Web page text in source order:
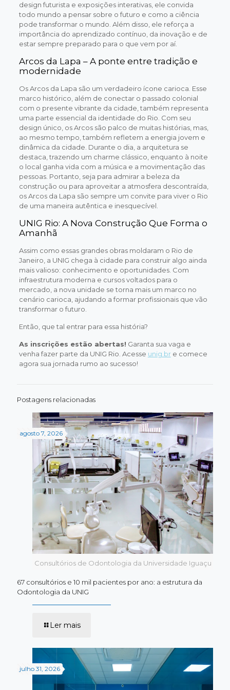
design futurista e exposições interativas, ele convida
todo mundo a pensar sobre o futuro e como a ciência
pode transformar o mundo. Além disso, ele reforça a
importância do aprendizado contínuo, da inovação e de
estar sempre preparado para o que vem por aí.
Arcos da Lapa – A ponte entre tradição e
modernidade
Os Arcos da Lapa são um verdadeiro ícone carioca. Esse
marco histórico, além de conectar o passado colonial
com o presente vibrante da cidade, também representa
uma parte essencial da identidade do Rio. Com seu
design único, os Arcos são palco de muitas histórias, mas,
ao mesmo tempo, também refletem a energia jovem e
dinâmica da cidade. Durante o dia, a arquitetura se
destaca, trazendo um charme clássico, enquanto à noite
o local ganha vida com a música e a movimentação das
pessoas. Portanto, seja para admirar a beleza da
construção ou para aproveitar a atmosfera descontraída,
os Arcos da Lapa são sempre um convite para viver o Rio
de uma maneira autêntica e inesquecível.
UNIG Rio: A Nova Construção Que Forma o
Amanhã
Assim como essas grandes obras moldaram o Rio de
Janeiro, a UNIG chega à cidade para construir algo ainda
mais valioso: conhecimento e oportunidades. Com
infraestrutura moderna e cursos voltados para o
mercado, a nova unidade se torna mais um marco no
cenário carioca, ajudando a formar profissionais que vão
transformar o futuro.
Então, que tal entrar para essa história?
As inscrições estão abertas! Garanta sua vaga e
venha fazer parte da UNIG Rio. Acesse unig.bre comece
agora sua jornada rumo ao sucesso!
Postagens relacionadas
Consultórios de Odontologia da Universidade Iguaçu
agosto 7, 2026
67 consultórios e 10 mil pacientes por ano: a estrutura da
Odontologia da UNIG
Ler mais-
e
10
mil
pacientes
por
julho 31, 2026